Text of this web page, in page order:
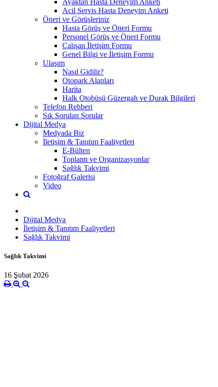
Acil Servis Hasta Deneyim Anketi
Öneri ve Görüşleriniz
Hasta Görüş ve Öneri Formu
Personel Görüş ve Öneri Formu
Çalışan İletişim Formu
Genel Bilgi ve İletişim Formu
Ulaşım
Nasıl Gidilir?
Otopark Alanları
Harita
Halk Otobüsü Güzergah ve Durak Bilgileri
Telefon Rehberi
Sık Sorulan Sorular
Dijital Medya
Medyada Biz
İletişim & Tanıtım Faaliyetleri
E-Bülten
Toplantı ve Organizasyonlar
Sağlık Takvimi
Fotoğraf Galerisi
Video
Dijital Medya
İletişim & Tanıtım Faaliyetleri
Sağlık Takvimi
Sağlık Takvimi
16 Şubat 2026